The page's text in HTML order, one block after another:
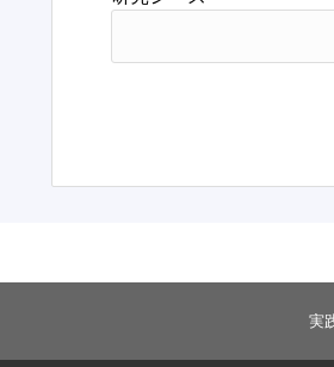
実